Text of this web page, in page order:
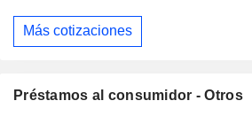
Más cotizaciones
Préstamos al consumidor - Otros